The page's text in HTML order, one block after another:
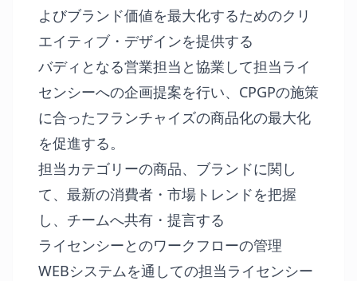
よびブランド価値を最大化するためのクリ
エイティブ・デザインを提供する
バディとなる営業担当と協業して担当ライ
センシーへの企画提案を行い、CPGPの施策
に合ったフランチャイズの商品化の最大化
を促進する。
担当カテゴリーの商品、ブランドに関し
て、最新の消費者・市場トレンドを把握
し、チームへ共有・提言する
ライセンシーとのワークフローの管理
WEBシステムを通しての担当ライセンシー